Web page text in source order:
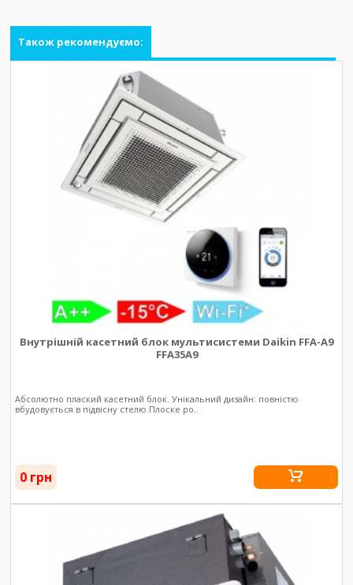
Також рекомендуємо:
Внутрішній касетний блок мультисистеми Daikin FFA-A9
FFA35A9
Абсолютно плаский касетний блок. Унікальний дизайн: повністю
вбудовується в підвісну стелю.Плоске ро..
0 грн